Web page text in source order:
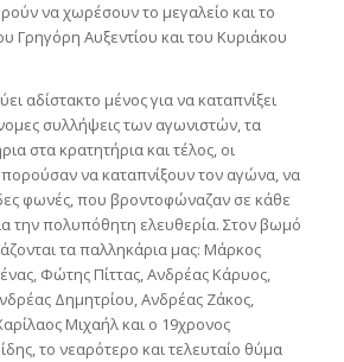
να χωρέσουν το μεγαλείο και το
Γρηγόρη Αυξεντίου και του Κυριάκου
αδίστακτο μένος για να καταπνίξει
συλλήψεις των αγωνιστών, τα
στα κρατητήρια και τέλος, οι
να καταπνίξουν τον αγώνα, να
φωνές, που βροντοφώναζαν σε κάθε
την πολυπόθητη ελευθερία. Στον βωμό
τα παλληκάρια μας: Μάρκος
Φώτης Πίττας, Ανδρέας Κάρυος,
Δημητρίου, Ανδρέας Ζάκος,
Μιχαήλ και ο 19χρονος
το νεαρότερο και τελευταίο θύμα